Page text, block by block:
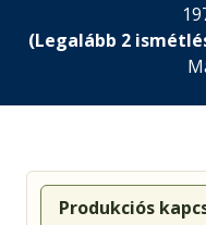
(Legalább 2
Produkciós